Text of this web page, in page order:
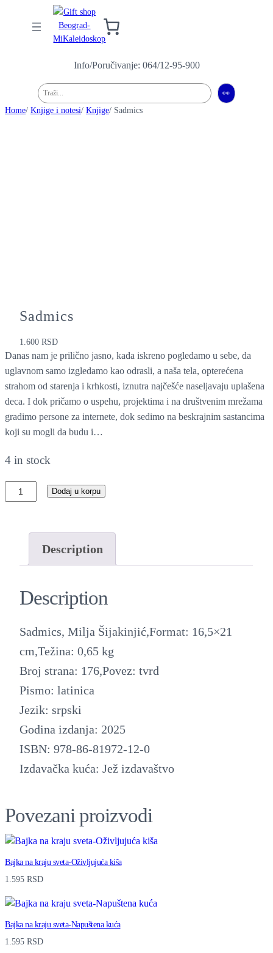
Info/Poručivanje: 064/12-95-900
Pretraga 👀
Home/ Knjige i notesi/ Knjige/ Sadmics
Sadmics
1.600RSD
Danas nam je prilično jasno, kada iskreno pogledamo u sebe, da
uglavnom samo izgledamo kao odrasli, a naša tela, opterećena
strahom od starenja i krhkosti, iznutra najčešće naseljavaju uplašena
deca. I dok pričamo o uspehu, projektima i na društvenim mrežama
gradimo persone za internete, dok sedimo na beskrajnim sastancima
koji su mogli da budu i…
4 in stock
Dodaj u korpu
Description
Description
Sadmics, Milja Šijakinjić,Format: 16,5×21
cm,Težina: 0,65 kg
Broj strana: 176,Povez: tvrd
Pismo: latinica
Jezik: srpski
Godina izdanja: 2025
ISBN: 978-86-81972-12-0
Izdavačka kuća: Jež izdavaštvo
Povezani proizvodi
Bajka na kraju sveta-Oživljujuća kiša
1.595 RSD
Bajka na kraju sveta-Napuštena kuća
1.595 RSD